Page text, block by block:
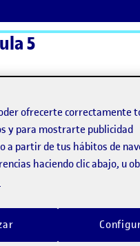
5
ofrecerte correctamente
y para mostrarte publicidad
a partir de tus hábitos de
haciendo clic abajo, u